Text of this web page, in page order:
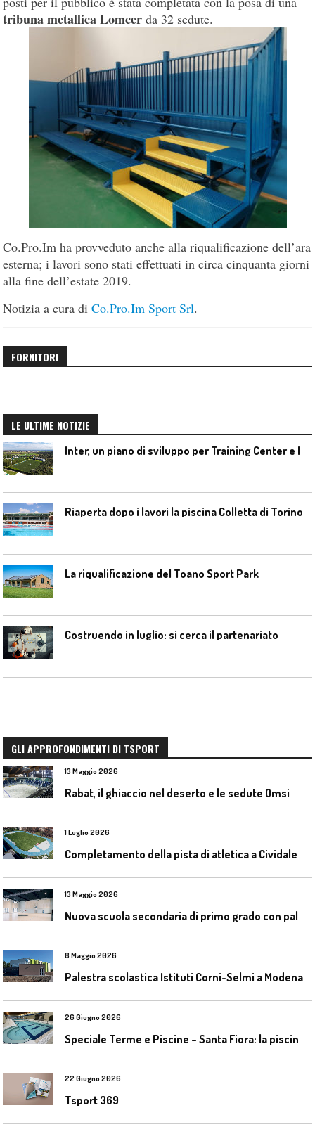
tribuna metallica Lomcer da 32 sedute.
Co.Pro.Im ha provveduto anche alla riqualificazione dell’ara
esterna; i lavori sono stati effettuati in circa cinquanta giorni
alla fine dell’estate 2019.
Notizia a cura diCo.Pro.Im Sport Srl.
FORNITORI
LE ULTIME NOTIZIE
Riaperta dopo i lavori la piscina Colletta di Torino
La riqualificazione del Toano Sport Park
Costruendo in luglio: si cerca il partenariato
GLI APPROFONDIMENTI DI TSPORT
13 Maggio 2026
Rabat, il ghiaccio nel deserto e le sedute Omsi
1 Luglio 2026
13 Maggio 2026
8 Maggio 2026
Palestra scolastica Istituti Corni-Selmi a Modena
26 Giugno 2026
22 Giugno 2026
Tsport 369